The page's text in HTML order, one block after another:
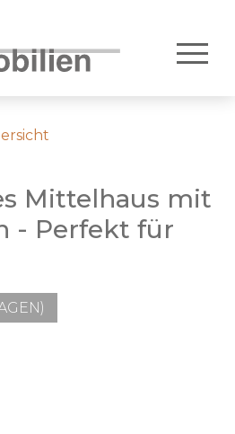
Mittelhaus mit
- Perfekt für